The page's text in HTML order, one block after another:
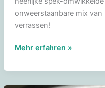
onweerstaanbare mix van
verrassen!
Abrikozen
spek
Mehr erfahren »